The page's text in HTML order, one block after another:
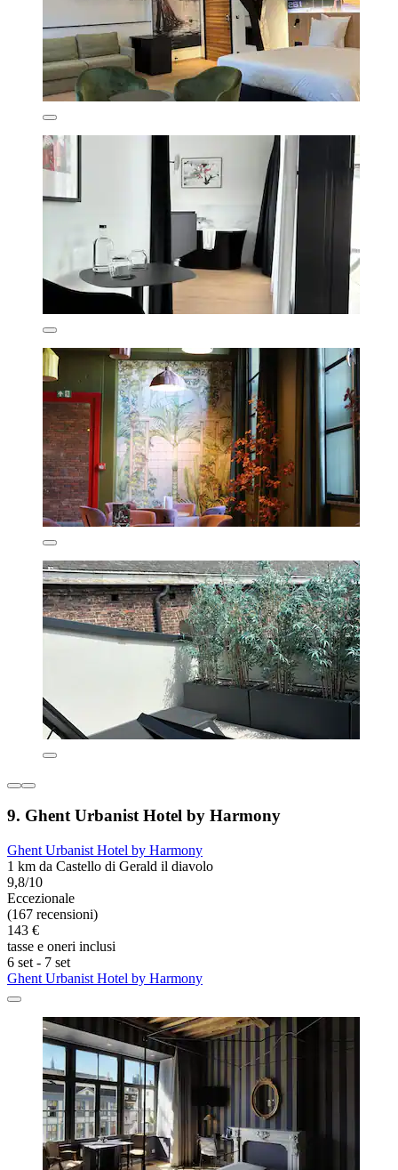
9. Ghent Urbanist Hotel by Harmony
Ghent Urbanist Hotel by Harmony
1 km da Castello di Gerald il diavolo
9,8/10
Eccezionale
(167 recensioni)
143 €
tasse e oneri inclusi
6 set - 7 set
Ghent Urbanist Hotel by Harmony